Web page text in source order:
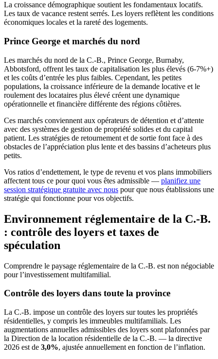
La croissance démographique soutient les fondamentaux locatifs.
Les taux de vacance restent serrés. Les loyers reflètent les conditions
économiques locales et la rareté des logements.
Prince George et marchés du nord
Les marchés du nord de la C.-B., Prince George, Burnaby,
Abbotsford, offrent les taux de capitalisation les plus élevés (6-7%+)
et les coûts d’entrée les plus faibles. Cependant, les petites
populations, la croissance inférieure de la demande locative et le
roulement des locataires plus élevé créent une dynamique
opérationnelle et financière différente des régions côtières.
Ces marchés conviennent aux opérateurs de détention et d’attente
avec des systèmes de gestion de propriété solides et du capital
patient. Les stratégies de retournement et de sortie font face à des
obstacles de l’appréciation plus lente et des bassins d’acheteurs plus
petits.
Vos ratios d’endettement, le type de revenu et vos plans immobiliers
affectent tous ce pour quoi vous êtes admissible — planifiez une
session stratégique gratuite avec nous pour que nous établissions une
stratégie qui fonctionne pour vos objectifs.
Environnement réglementaire de la C.-B.
: contrôle des loyers et taxes de
spéculation
Comprendre le paysage réglementaire de la C.-B. est non négociable
pour l’investissement multifamilial.
Contrôle des loyers dans toute la province
La C.-B. impose un contrôle des loyers sur toutes les propriétés
résidentielles, y compris les immeubles multifamilials. Les
augmentations annuelles admissibles des loyers sont plafonnées par
la Direction de la location résidentielle de la C.-B. — la directive
2026 est de 3,0%, ajustée annuellement en fonction de l’inflation.